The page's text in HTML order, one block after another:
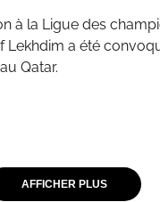
à la Ligue des
Lekhdim a été
Qatar.
AFFICHER PLUS